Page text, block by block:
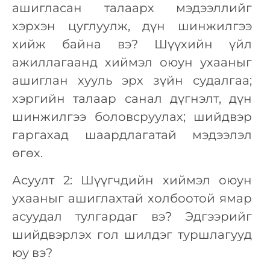
ашигласан талаарх мэдээллийг
хэрхэн цуглуулж, дүн шинжилгээ
хийж байна вэ? Шүүхийн үйл
ажиллагаанд хиймэл оюун ухааныг
ашиглан хууль эрх зүйн судалгаа;
хэргийн талаар санал дүгнэлт, дүн
шинжилгээ боловсруулах; шийдвэр
гаргахад шаардлагатай мэдээлэл
өгөх.
Асуулт 2: Шүүгчдийн хиймэл оюун
ухааныг ашиглахтай холбоотой ямар
асуудал тулгардаг вэ? Эдгээрийг
шийдвэрлэх гол шилдэг туршлагууд
юу вэ?